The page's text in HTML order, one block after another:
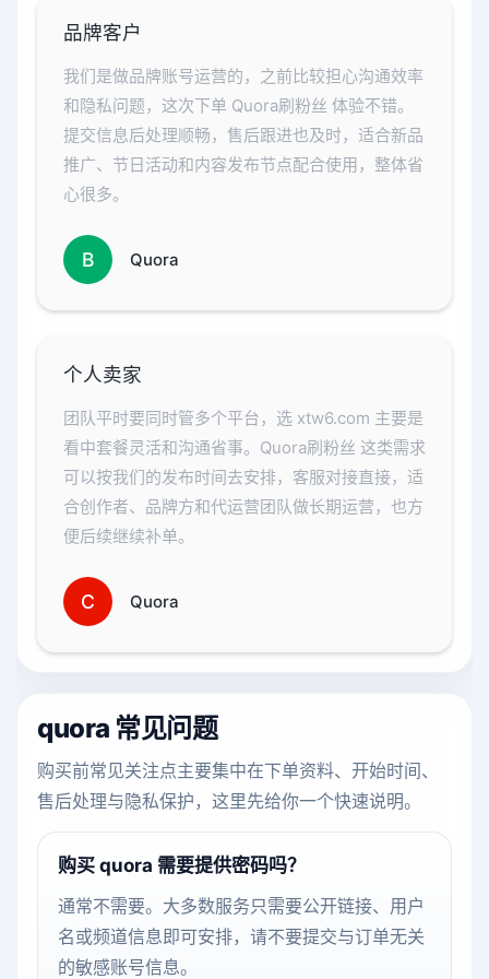
品牌客户
我们是做品牌账号运营的，之前比较担心沟通效率
和隐私问题，这次下单 Quora刷粉丝 体验不错。
提交信息后处理顺畅，售后跟进也及时，适合新品
推广、节日活动和内容发布节点配合使用，整体省
心很多。
B Quora
个人卖家
团队平时要同时管多个平台，选 xtw6.com 主要是
看中套餐灵活和沟通省事。Quora刷粉丝 这类需求
可以按我们的发布时间去安排，客服对接直接，适
合创作者、品牌方和代运营团队做长期运营，也方
便后续继续补单。
C Quora
quora 常见问题
购买前常见关注点主要集中在下单资料、开始时间、
售后处理与隐私保护，这里先给你一个快速说明。
购买 quora 需要提供密码吗？
通常不需要。大多数服务只需要公开链接、用户
名或频道信息即可安排，请不要提交与订单无关
的敏感账号信息。